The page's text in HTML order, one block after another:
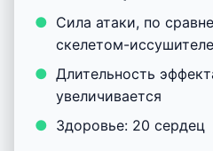
Сила атаки, по
скелетом-
Длительность
увеличивается
Здоровье: 20 сердец